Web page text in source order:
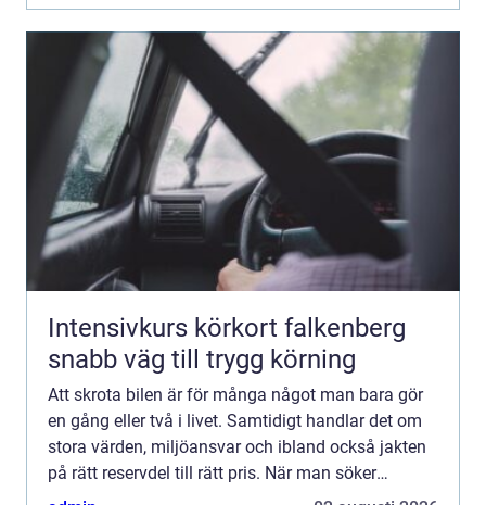
Intensivkurs körkort falkenberg
snabb väg till trygg körning
Att skrota bilen är för många något man bara gör
en gång eller två i livet. Samtidigt handlar det om
stora värden, miljöansvar och ibland också jakten
på rätt reservdel till rätt pris. När man söker
bildemontering stockholm vill man därför ha en